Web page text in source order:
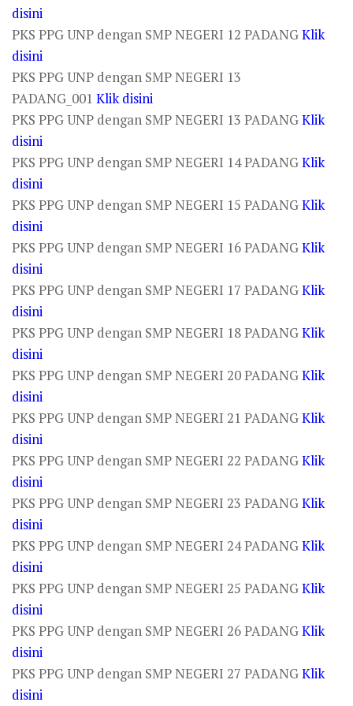
disini
PKS PPG UNP dengan SMP NEGERI 12 PADANGKlik
disini
PKS PPG UNP dengan SMP NEGERI 13
PADANG_001 Klik disini
PKS PPG UNP dengan SMP NEGERI 13 PADANGKlik
disini
PKS PPG UNP dengan SMP NEGERI 14 PADANGKlik
disini
PKS PPG UNP dengan SMP NEGERI 15 PADANGKlik
disini
PKS PPG UNP dengan SMP NEGERI 16 PADANGKlik
disini
PKS PPG UNP dengan SMP NEGERI 17 PADANGKlik
disini
PKS PPG UNP dengan SMP NEGERI 18 PADANGKlik
disini
PKS PPG UNP dengan SMP NEGERI 20 PADANGKlik
disini
PKS PPG UNP dengan SMP NEGERI 21 PADANGKlik
disini
PKS PPG UNP dengan SMP NEGERI 22 PADANGKlik
disini
PKS PPG UNP dengan SMP NEGERI 23 PADANGKlik
disini
PKS PPG UNP dengan SMP NEGERI 24 PADANGKlik
disini
PKS PPG UNP dengan SMP NEGERI 25 PADANGKlik
disini
PKS PPG UNP dengan SMP NEGERI 26 PADANGKlik
disini
PKS PPG UNP dengan SMP NEGERI 27 PADANGKlik
disini